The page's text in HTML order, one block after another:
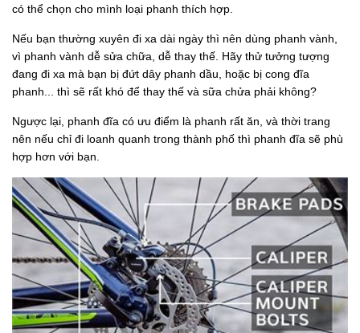
có thể chọn cho mình loại phanh thích hợp.
Nếu bạn thường xuyên đi xa dài ngày thì nên dùng phanh vành,
vì phanh vành dễ sửa chữa, dễ thay thế. Hãy thử tưởng tượng
đang đi xa mà bạn bị đứt dây phanh dầu, hoặc bị cong đĩa
phanh... thì sẽ rất khó để thay thế và sữa chửa phải không?
Ngược lại, phanh đĩa có ưu điểm là phanh rất ăn, và thời trang
nên nếu chỉ đi loanh quanh trong thành phố thì phanh đĩa sẽ phù
hợp hơn với bạn.